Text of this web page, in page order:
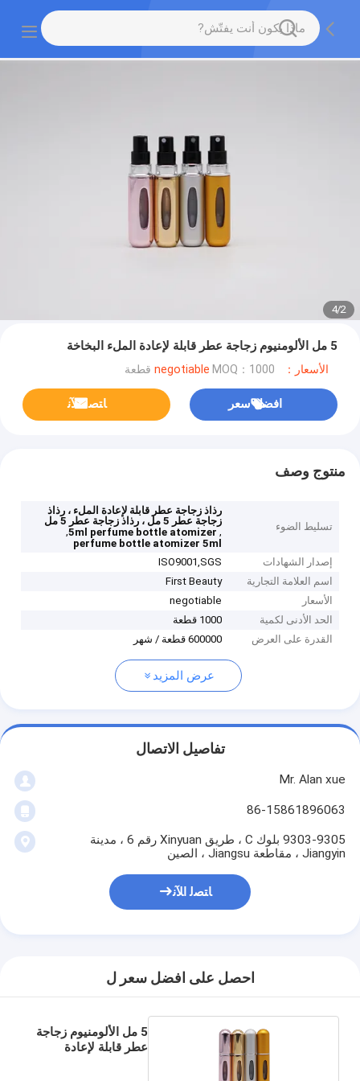
2
/
4
5 مل الألومنيوم زجاجة عطر قابلة لإعادة الملء البخاخة
الأسعار：negotiable MOQ：1000 قطعة
افضل سعر ﺎﺘﺼﻟ ﺍﻶﻧ
منتوج وصف
تسليط الضوء
رذاذ زجاجة عطر قابلة لإعادة الملء ، رذاذ
زجاجة عطر 5 مل ، رذاذ زجاجة عطر 5 مل
,
5ml perfume bottle atomizer
,
perfume bottle atomizer 5ml
إصدار الشهادات
ISO9001,SGS
اسم العلامة التجارية
First Beauty
الأسعار
negotiable
الحد الأدنى لكمية
1000 قطعة
القدرة على العرض
600000 قطعة / شهر
عرض المزيد
تفاصيل الاتصال
Mr. Alan xue
86-15861896063
9303-9305 بلوك C ، طريق Xinyuan رقم 6 ، مدينة
Jiangyin ، مقاطعة Jiangsu ، الصين
ﺎﺘﺼﻟ ﺍﻶﻧ
احصل على افضل سعر ل
5 مل الألومنيوم زجاجة
عطر قابلة لإعادة